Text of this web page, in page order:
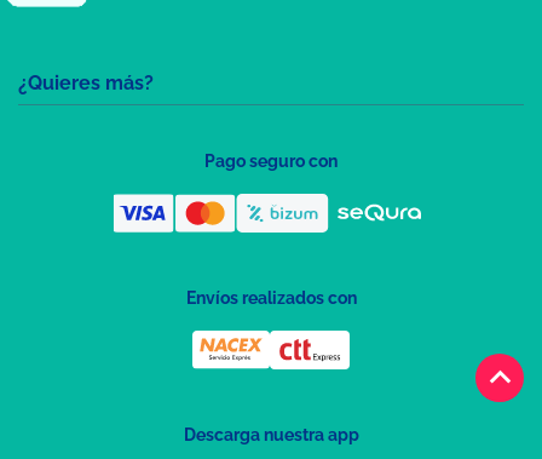
keyboard_arrow_up
¿Quieres más?
Pago seguro con
Envíos realizados con
Descarga nuestra app